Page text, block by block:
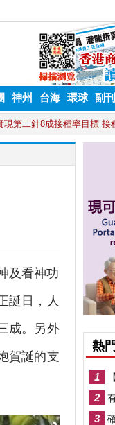
神州 台海 環球 副刊
及看神功
誕日，人
成。另外
賀誕的支